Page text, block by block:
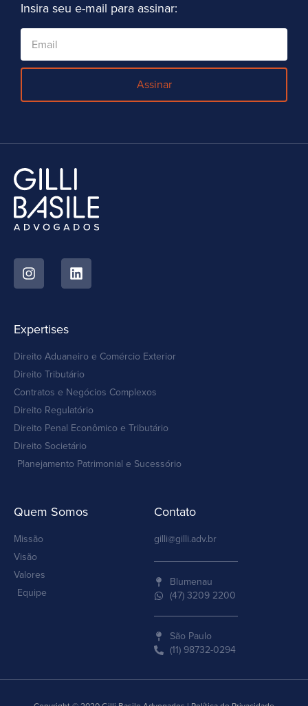
Insira seu e-mail para assinar:
Assinar
Expertises
Direito Aduaneiro e Comércio Exterior
Direito Tributário
Contratos e Negócios Complexos
Direito Regulatório
Direito Penal Econômico e Tributário
Direito Societário
Planejamento Patrimonial e Sucessório
Quem Somos
Missão
Visão
Valores
Equipe
Contato
gilli@gilli.adv.br
Blumenau
(47) 3209 2200
São Paulo
(11) 98732-0294